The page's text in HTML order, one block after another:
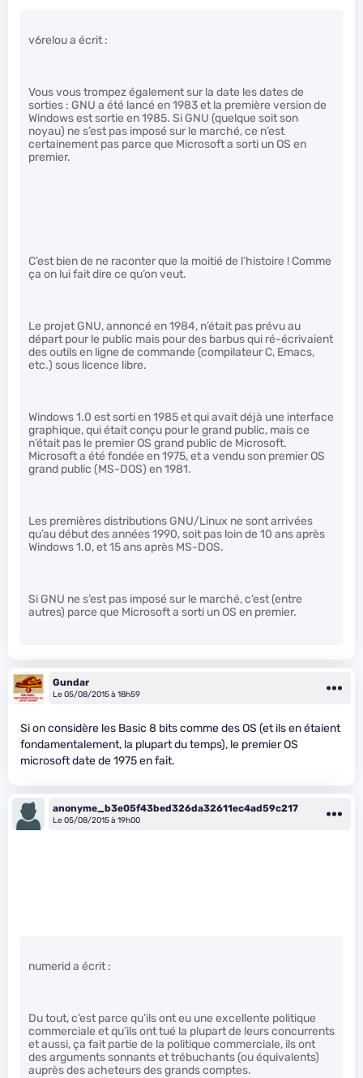
v6relou a écrit :
Vous vous trompez également sur la date les dates de
sorties : GNU a été lancé en 1983 et la première version de
Windows est sortie en 1985. Si GNU (quelque soit son
noyau) ne s’est pas imposé sur le marché, ce n’est
certainement pas parce que Microsoft a sorti un OS en
premier.
C’est bien de ne raconter que la moitié de l’histoire ! Comme
ça on lui fait dire ce qu’on veut.
Le projet GNU, annoncé en 1984, n’était pas prévu au
départ pour le public mais pour des barbus qui ré-écrivaient
des outils en ligne de commande (compilateur C, Emacs,
etc.) sous licence libre.
Windows 1.0 est sorti en 1985 et qui avait déjà une interface
graphique, qui était conçu pour le grand public, mais ce
n’était pas le premier OS grand public de Microsoft.
Microsoft a été fondée en 1975, et a vendu son premier OS
grand public (MS-DOS) en 1981.
Les premières distributions GNU/Linux ne sont arrivées
qu’au début des années 1990, soit pas loin de 10 ans après
Windows 1.0, et 15 ans après MS-DOS.
Si GNU ne s’est pas imposé sur le marché, c’est (entre
autres) parce que Microsoft a sorti un OS en premier.
Gundar
Le 05/08/2015 à 18h59
Si on considère les Basic 8 bits comme des OS (et ils en étaient
fondamentalement, la plupart du temps), le premier OS
microsoft date de 1975 en fait.
anonyme_b3e05f43bed326da32611ec4ad59c217
Le 05/08/2015 à 19h00
numerid a écrit :
Du tout, c’est parce qu’ils ont eu une excellente politique
commerciale et qu’ils ont tué la plupart de leurs concurrents
et aussi, ça fait partie de la politique commerciale, ils ont
des arguments sonnants et trébuchants (ou équivalents)
auprès des acheteurs des grands comptes.